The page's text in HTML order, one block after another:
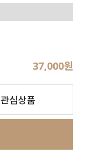
37,000원
관심상품